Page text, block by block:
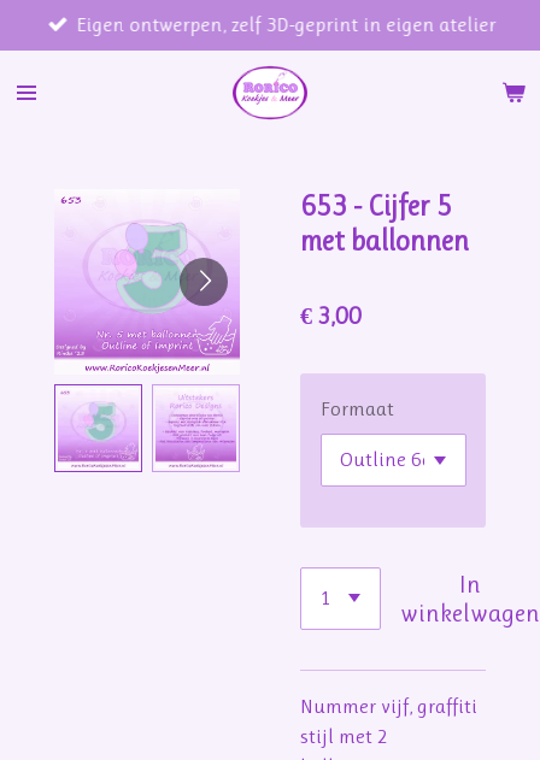
direct
naar
Eigen ontwerpen, zelf 3D-geprint in eigen atelier
653 - Cijfer 5
met ballonnen
€ 3,00
Formaat
In
winkelwagen
Nummer vijf, graffiti
stijl met 2